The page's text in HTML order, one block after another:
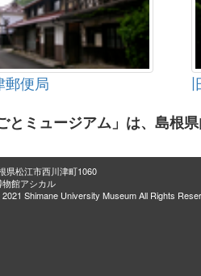
郵便局
とミュージアム」は、島根
県松江市西川津町1060
館アシカル
Shimane University Museum All Rights